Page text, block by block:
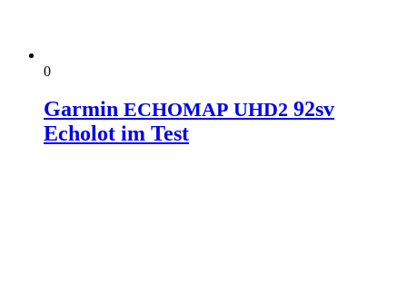
0
Garmin ECHOMAP UHD2 92sv
Echolot im Test